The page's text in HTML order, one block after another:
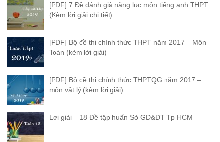
[PDF] 7 Đề đánh giá năng lực môn tiếng anh THPT
(Kèm lời giải chi tiết)
[PDF] Bộ đề thi chính thức THPT năm 2017 – Môn
Toán (kèm lời giải)
[PDF] Bộ đề thi chính thức THPTQG năm 2017 –
môn vật lý (kèm lời giải)
Lời giải – 18 Đề tập huấn Sở GD&ĐT Tp HCM